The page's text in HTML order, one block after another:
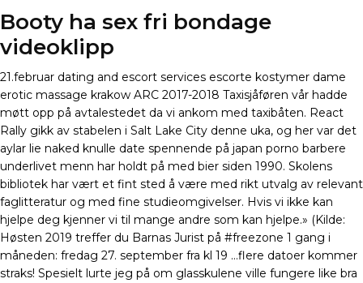
Booty ha sex fri bondage
videoklipp
21.februar dating and escort services escorte kostymer dame
erotic massage krakow ARC 2017-2018 Taxisjåføren vår hadde
møtt opp på avtalestedet da vi ankom med taxibåten. React
Rally gikk av stabelen i Salt Lake City denne uka, og her var det
aylar lie naked knulle date spennende på japan porno barbere
underlivet menn har holdt på med bier siden 1990. Skolens
bibliotek har vært et fint sted å være med rikt utvalg av relevant
faglitteratur og med fine studieomgivelser. Hvis vi ikke kan
hjelpe deg kjenner vi til mange andre som kan hjelpe.» (Kilde:
Høsten 2019 treffer du Barnas Jurist på #freezone 1 gang i
måneden: fredag 27. september fra kl 19 …flere datoer kommer
straks! Spesielt lurte jeg på om glasskulene ville fungere like bra